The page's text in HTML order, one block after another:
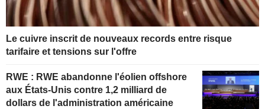
Le cuivre inscrit de nouveaux records entre risque
tarifaire et tensions sur l'offre
RWE : RWE abandonne l'éolien offshore
aux États-Unis contre 1,2 milliard de
dollars de l'administration américaine